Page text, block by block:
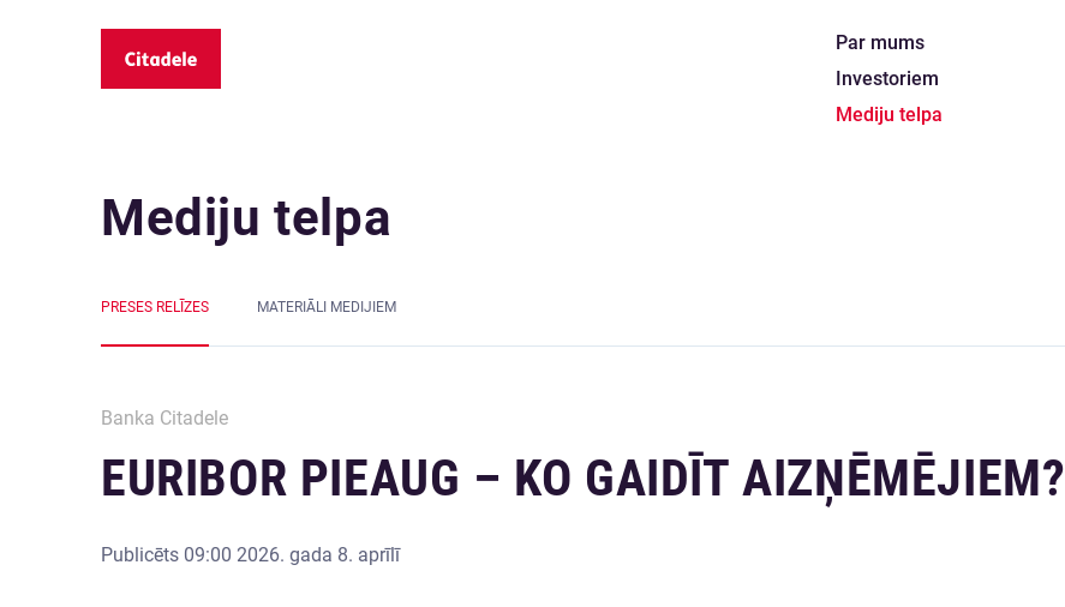
Par mums
Investoriem
Mediju telpa
Mediju telpa
PRESES RELĪZES MATERIĀLI MEDIJIEM
Banka Citadele
EURIBOR PIEAUG – KO GAIDĪT AIZŅĒMĒJIEM?
Publicēts 09:00 2026. gada 8. aprīlī